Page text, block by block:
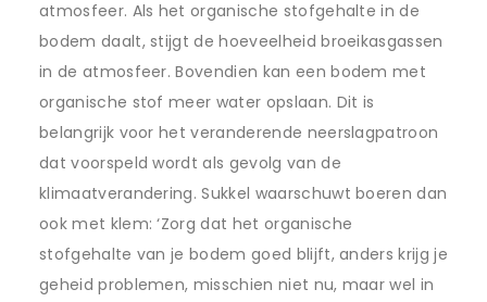
atmosfeer. Als het organische stofgehalte in de
bodem daalt, stijgt de hoeveelheid broeikasgassen
in de atmosfeer. Bovendien kan een bodem met
organische stof meer water opslaan. Dit is
belangrijk voor het veranderende neerslagpatroon
dat voorspeld wordt als gevolg van de
klimaatverandering. Sukkel waarschuwt boeren dan
ook met klem: ‘Zorg dat het organische
stofgehalte van je bodem goed blijft, anders krijg je
geheid problemen, misschien niet nu, maar wel in